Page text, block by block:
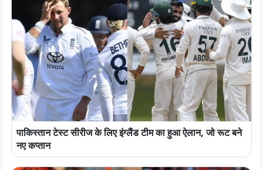
पाकिस्तान टेस्ट सीरीज के लिए इंग्लैंड टीम का हुआ ऐलान, जो रूट बने
नए कप्तान